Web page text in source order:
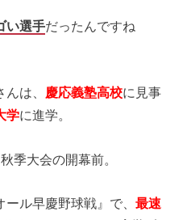
い選手だったんですね
は、 慶応義塾高校に見事
学に進学。
季大会の開幕前。
ール早慶野球戦』で、最速